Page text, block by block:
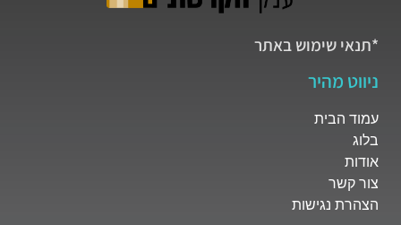
*תנאי שימוש באתר
ניווט מהיר
עמוד הבית
בלוג
אודות
צור קשר
הצהרת נגישות